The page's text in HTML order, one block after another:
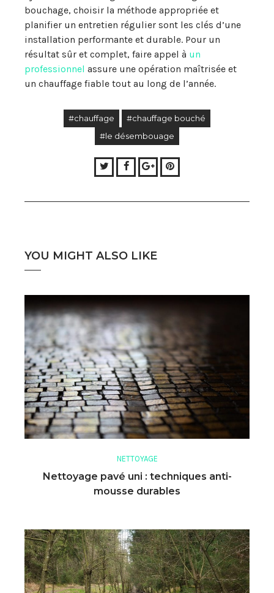
bouchage, choisir la méthode appropriée et
planifier un entretien régulier sont les clés d’une
installation performante et durable. Pour un
résultat sûr et complet, faire appel à un
professionnel assure une opération maîtrisée et
un chauffage fiable tout au long de l’année.
#chauffage
#chauffage bouché
#le désembouage
TwitterFacebook
Google+Pinterest
YOU MIGHT ALSO LIKE
NETTOYAGE
Nettoyage pavé uni : techniques anti-
mousse durables